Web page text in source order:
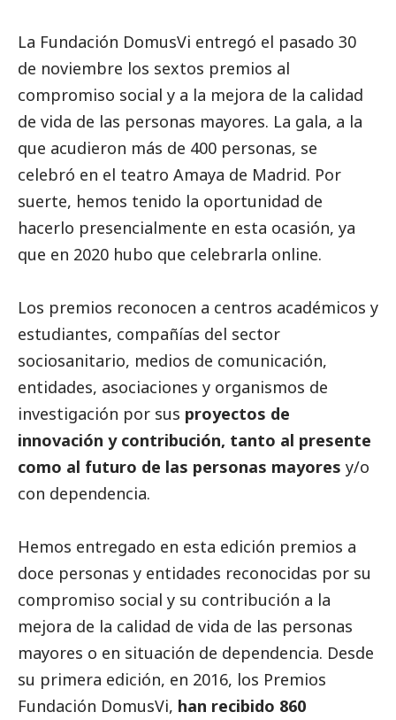
La Fundación DomusVi entregó el pasado 30
de noviembre los sextos premios al
compromiso social y a la mejora de la calidad
de vida de las personas mayores. La gala, a la
que acudieron más de 400 personas, se
celebró en el teatro Amaya de Madrid. Por
suerte, hemos tenido la oportunidad de
hacerlo presencialmente en esta ocasión, ya
que en 2020 hubo que celebrarla online.
Los premios reconocen a centros académicos y
estudiantes, compañías del sector
sociosanitario, medios de comunicación,
entidades, asociaciones y organismos de
investigación por sus proyectos de
innovación y contribución, tanto al presente
como al futuro de las personas mayores y/o
con dependencia.
Hemos entregado en esta edición premios a
doce personas y entidades reconocidas por su
compromiso social y su contribución a la
mejora de la calidad de vida de las personas
mayores o en situación de dependencia. Desde
su primera edición, en 2016, los Premios
Fundación DomusVi, han recibido 860